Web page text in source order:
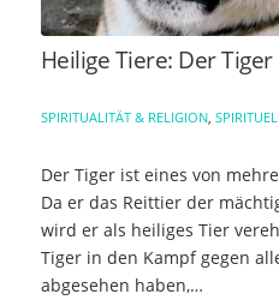
Heilige Tiere: Der Tiger
SPIRITUALITÄT & RELIGION,
Der Tiger ist eines von
Da er das Reittier der
wird er als heiliges Tier
Tiger in den Kampf gegen
abgesehen haben,…